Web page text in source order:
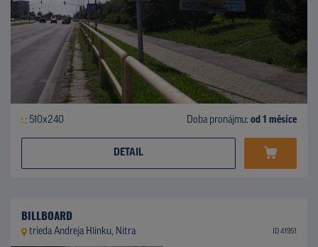
510x240 Doba pronájmu: od 1 měsíce
DETAIL
BILLBOARD
trieda Andreja Hlinku, Nitra ID 41951